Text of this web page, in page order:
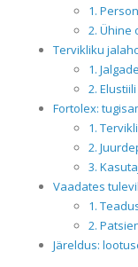
1.
2. Ühine
Tervikliku
1.
2.
Fortolex:
1.
2.
3.
Vaadates
1.
2.
Järeldus: